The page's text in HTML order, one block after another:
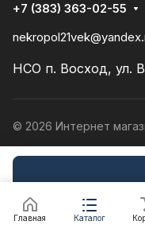
Главная Каталог
+7 (383) 363-02-55
НСО п. Восход, ул.
© 2026 Интернет
Конфиденциальность